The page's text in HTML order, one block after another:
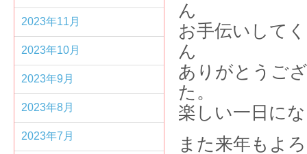
お手伝いして
ありがとうご
楽しい一日に
また来年もよ
2023年11月
2023年10月
2023年9月
2023年8月
2023年7月